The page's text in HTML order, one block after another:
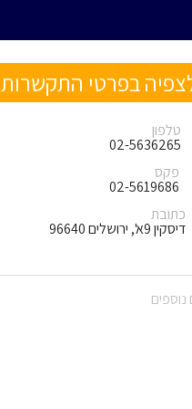
בפרטי התקשרות
טלפון
02-5636265
פקס
02-5619686
כתובת
דיסקין 9א', ירושלים 96640